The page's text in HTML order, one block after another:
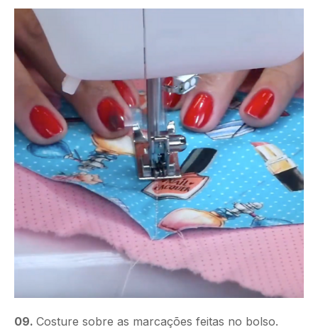
09. Costure sobre as marcações feitas no bolso.